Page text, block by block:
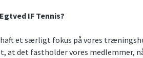
IF Tennis?
et særligt fokus på vores
at det fastholder vores medlemmer,